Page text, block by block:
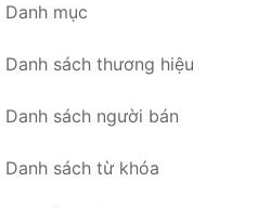
Danh mục
Danh sách thương hiệu
Danh sách người bán
Danh sách từ khóa